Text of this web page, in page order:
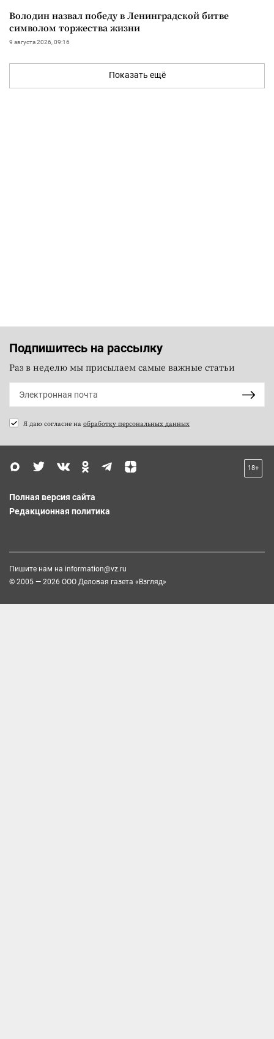
Володин назвал победу в Ленинградской битве
символом торжества жизни
9 августа 2026, 09:16
Показать ещё
Подпишитесь на рассылку
Раз в неделю мы присылаем самые важные статьи
Я даю согласие на обработку персональных данных
18+
Полная версия сайта
Редакционная политика
Пишите нам на information@vz.ru
© 2005 — 2026 ООО Деловая газета «Взгляд»